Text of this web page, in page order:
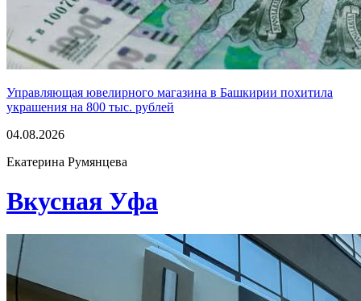
Управляющая ювелирного магазина в Башкирии похитила
украшения на 800 тыс. рублей
04.08.2026
Екатерина Румянцева
Вкусная Уфа